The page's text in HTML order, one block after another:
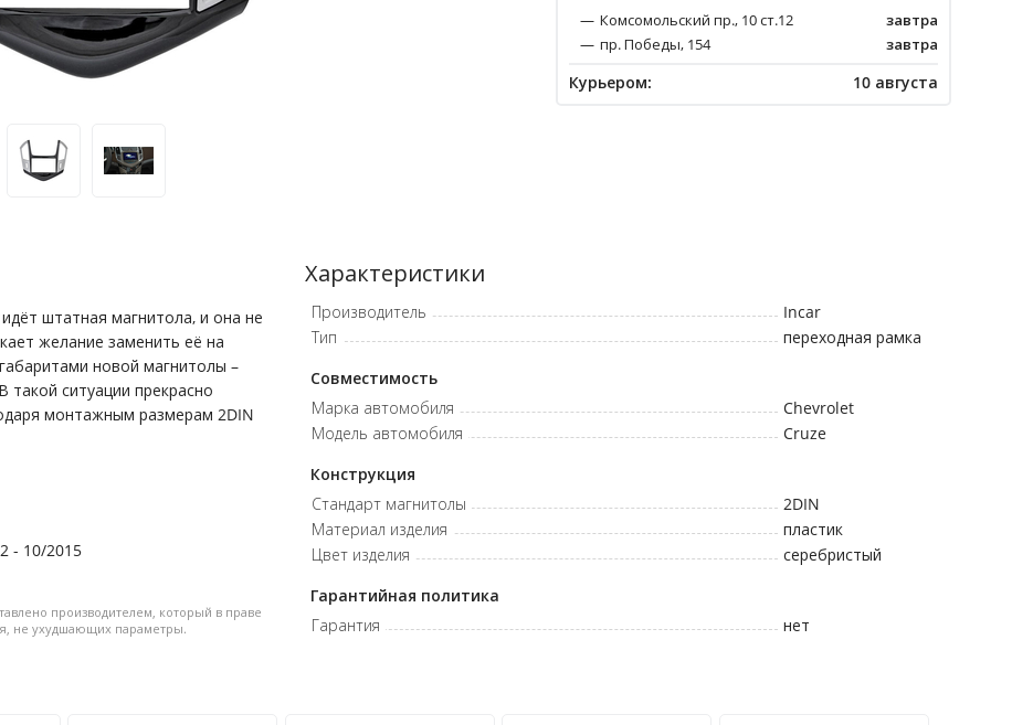
Комсомольский пр., 10 ст.12
завтра
пр. Победы, 154
завтра
Курьером: 10 августа
штатная магнитола, и она не
желание заменить её на
новой магнитолы –
такой ситуации прекрасно
монтажным размерам 2DIN
- 10/2015
производителем, который в праве
не ухудшающих параметры.
Характеристики
Производитель
Incar
Тип
переходная рамка
Совместимость
Марка автомобиля
Chevrolet
Модель автомобиля
Cruze
Конструкция
Стандарт магнитолы
2DIN
Материал изделия
пластик
Цвет изделия
серебристый
Гарантийная политика
Гарантия
нет